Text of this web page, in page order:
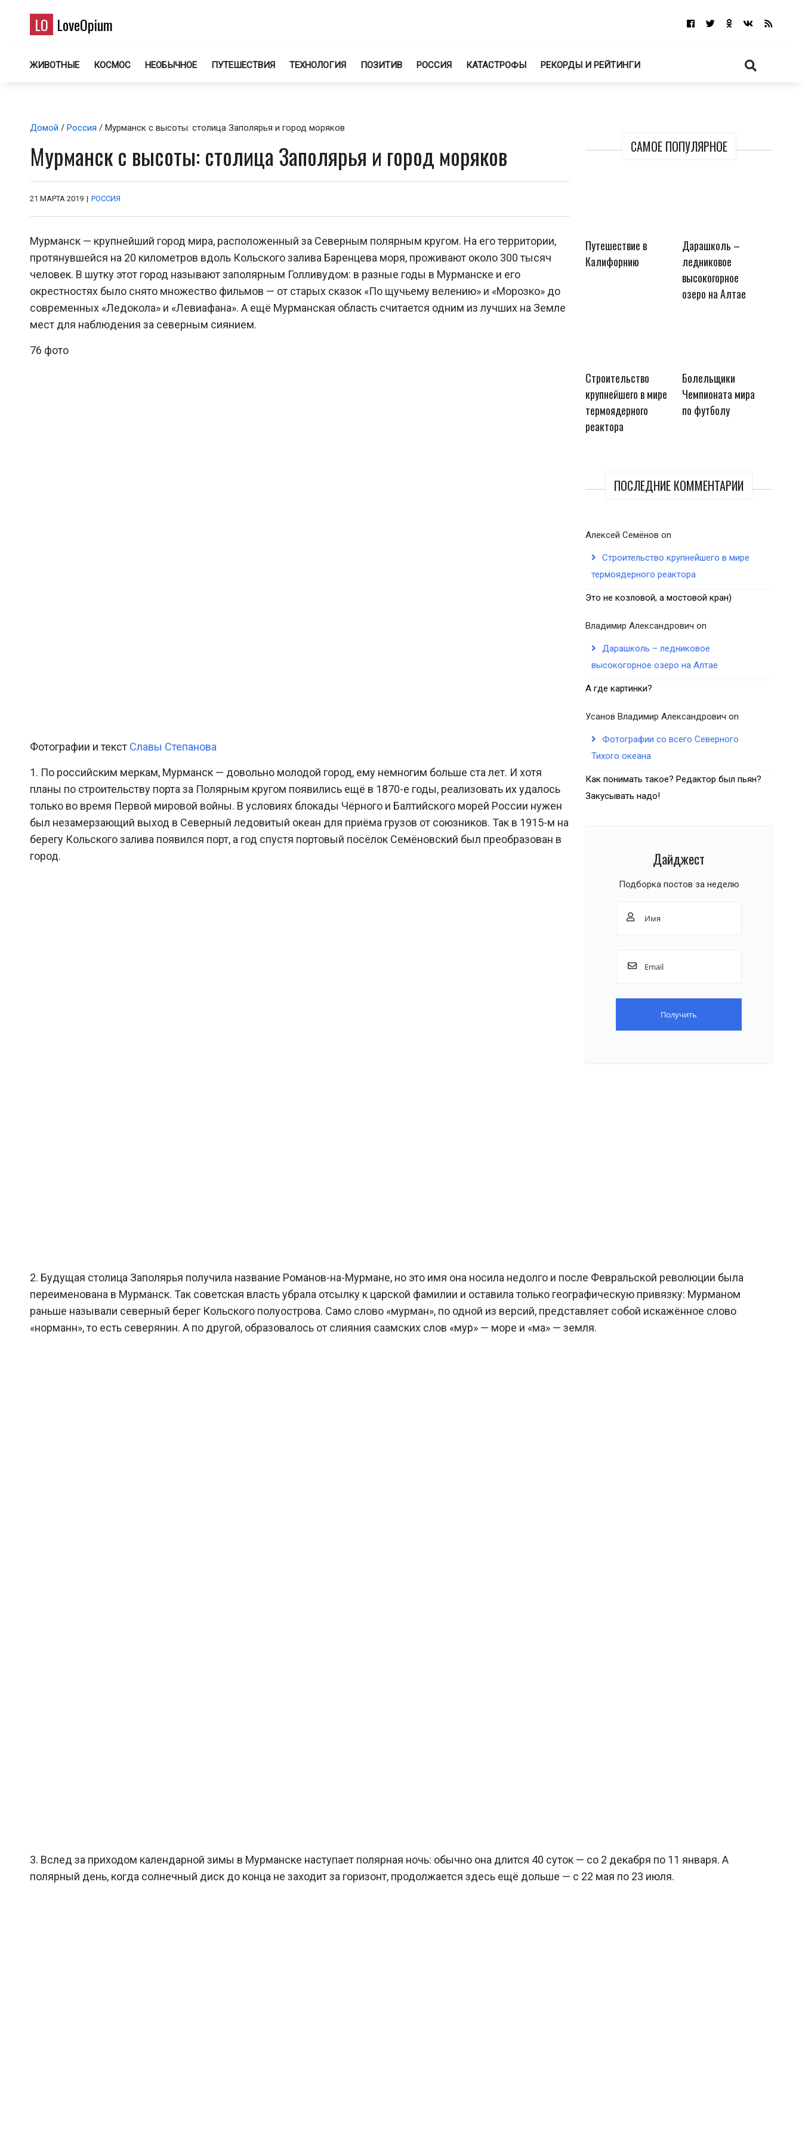
LO LoveOpium
ЖИВОТНЫЕ КОСМОС НЕОБЫЧНОЕ ПУТЕШЕСТВИЯ ТЕХНОЛОГИЯ ПОЗИТИВ РОССИЯ КАТАСТРОФЫ РЕКОРДЫ И РЕЙТИНГИ
САМОЕ ПОПУЛЯРНОЕ
Путешествие в
Калифорнию
Дарашколь –
ледниковое
высокогорное
озеро на Алтае
Строительство
крупнейшего в мире
термоядерного
реактора
Болельщики
Чемпионата мира
по футболу
ПОСЛЕДНИЕ КОММЕНТАРИИ
Алексей Семёнов on
Строительство крупнейшего в мире
термоядерного реактора
Это не козловой, а мостовой кран)
Владимир Александрович on
Дарашколь – ледниковое
высокогорное озеро на Алтае
А где картинки?
Усанов Владимир Александрович on
Фотографии со всего Северного
Тихого океана
Как понимать такое? Редактор был пьян?
Закусывать надо!
Дайджест
Подборка постов за неделю
Домой / Россия / Мурманск с высоты: столица Заполярья и город моряков
Мурманск с высоты: столица Заполярья и город моряков
21 МАРТА 2019 | РОССИЯ
Мурманск — крупнейший город мира, расположенный за Северным полярным кругом. На его территории,
протянувшейся на 20 километров вдоль Кольского залива Баренцева моря, проживают около 300 тысяч
человек. В шутку этот город называют заполярным Голливудом: в разные годы в Мурманске и его
окрестностях было снято множество фильмов — от старых сказок «По щучьему велению» и «Морозко» до
современных «Ледокола» и «Левиафана». А ещё Мурманская область считается одним из лучших на Земле
мест для наблюдения за северным сиянием.
76 фото
Фотографии и текст Славы Степанова
1. По российским меркам, Мурманск — довольно молодой город, ему немногим больше ста лет. И хотя
планы по строительству порта за Полярным кругом появились ещё в 1870-е годы, реализовать их удалось
только во время Первой мировой войны. В условиях блокады Чёрного и Балтийского морей России нужен
был незамерзающий выход в Северный ледовитый океан для приёма грузов от союзников. Так в 1915-м на
берегу Кольского залива появился порт, а год спустя портовый посёлок Семёновский был преобразован в
город.
2. Будущая столица Заполярья получила название Романов-на-Мурмане, но это имя она носила недолго и после Февральской революции была
переименована в Мурманск. Так советская власть убрала отсылку к царской фамилии и оставила только географическую привязку: Мурманом
раньше называли северный берег Кольского полуострова. Само слово «мурман», по одной из версий, представляет собой искажённое слово
«норманн», то есть северянин. А по другой, образовалось от слияния саамских слов «мур» — море и «ма» — земля.
3. Вслед за приходом календарной зимы в Мурманске наступает полярная ночь: обычно она длится 40 суток — со 2 декабря по 11 января. А
полярный день, когда солнечный диск до конца не заходит за горизонт, продолжается здесь ещё дольше — с 22 мая по 23 июля.